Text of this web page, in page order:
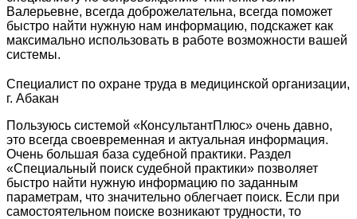
Валерьевне, всегда доброжелательна, всегда поможет
быстро найти нужную нам информацию, подскажет как
максимально использовать в работе возможности вашей
системы.
Специалист по охране труда в медицинской организации,
г. Абакан
Пользуюсь системой «КонсультантПлюс» очень давно,
это всегда своевременная и актуальная информация.
Очень большая база судебной практики. Раздел
«Специальный поиск судебной практики» позволяет
быстро найти нужную информацию по заданным
параметрам, что значительно облегчает поиск. Если при
самостоятельном поиске возникают трудности, то